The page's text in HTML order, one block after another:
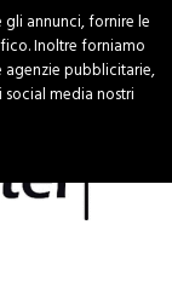
annunci, fornire le
Inoltre forniamo
pubblicitarie,
media nostri